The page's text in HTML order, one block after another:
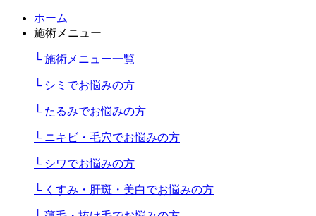
ホーム
施術メニュー
└ 施術メニュー一覧
└ シミでお悩みの方
└ たるみでお悩みの方
└ ニキビ・毛穴でお悩みの方
└ シワでお悩みの方
└ くすみ・肝斑・美白でお悩みの方